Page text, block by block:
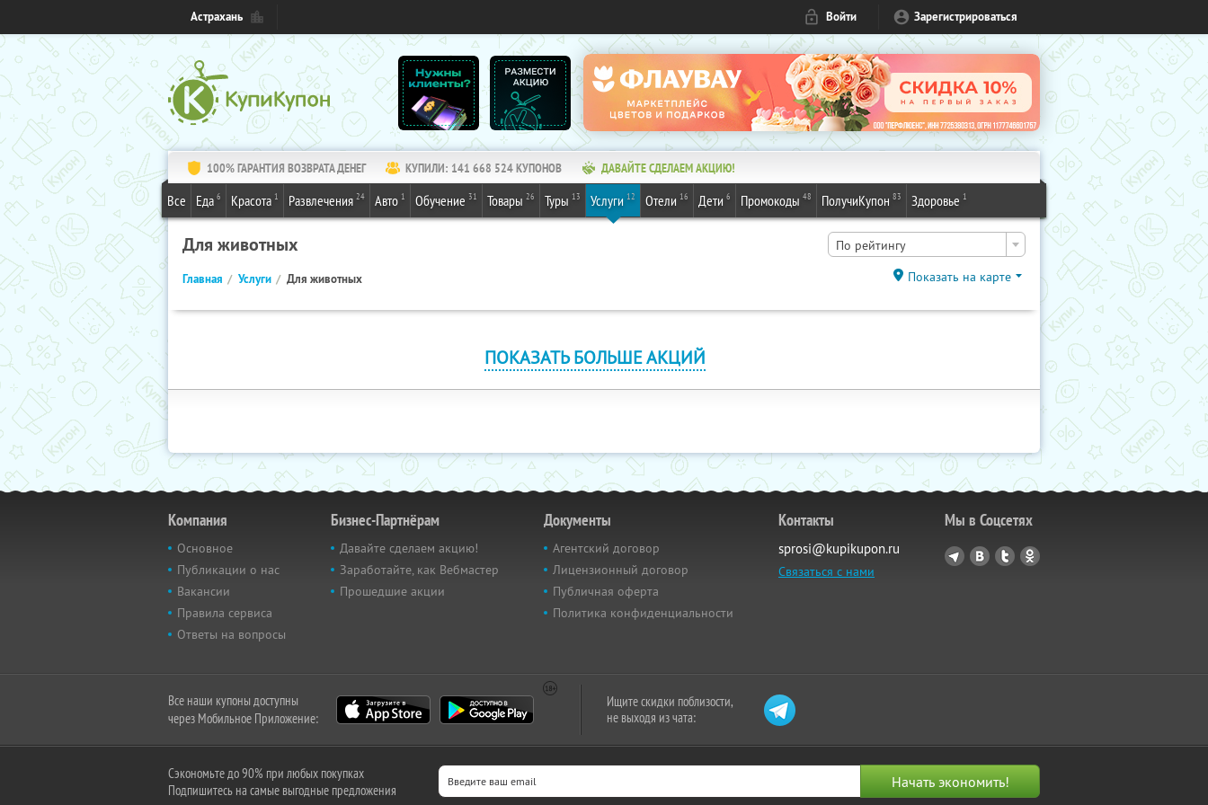
Астрахань Войти Зарегистрироваться
100% ГАРАНТИЯ ВОЗВРАТА ДЕНЕГ КУПИЛИ: 141 668 524КУПОНОВ ДАВАЙТЕ СДЕЛАЕМ АКЦИЮ!
Все Еда 6 Красота 1 Развлечения 24 Авто 1 Обучение 31 Товары 26 Туры 13 Услуги 12 Отели 16 Дети 6 Промокоды 48 ПолучиКупон 83 Здоровье 1
Для животных По рейтингу
Главная Услуги Для животных Показать на карте
ПОКАЗАТЬ БОЛЬШЕ АКЦИЙ
Компания
Основное
Публикации о нас
Вакансии
Правила сервиса
Ответы на вопросы
Бизнес-Партнёрам
Давайте сделаем акцию!
Заработайте, как Вебмастер
Прошедшие акции
Документы
Агентский договор
Лицензионный договор
Публичная оферта
Политика конфиденциальности
Контакты
sprosi@kupikupon.ru
Связаться с нами
Мы в Соцсетях
Все наши купоны доступны
через Мобильное Приложение:
Ищите скидки поблизости,
не выходя из чата:
Сэкономьте до 90% при любых покупках
Подпишитесь на самые выгодные предложения